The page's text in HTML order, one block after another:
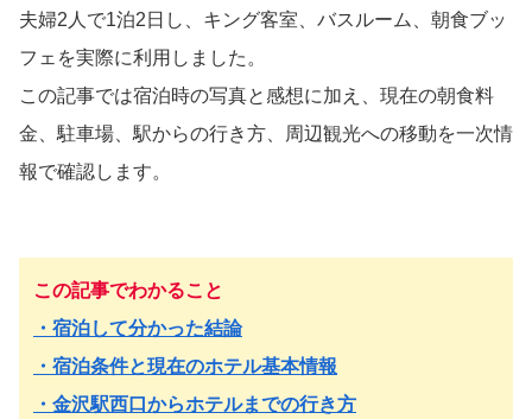
夫婦2人で1泊2日し、キング客室、バスルーム、朝食ブッ
フェを実際に利用しました。
この記事では宿泊時の写真と感想に加え、現在の朝食料
金、駐車場、駅からの行き方、周辺観光への移動を一次情
報で確認します。
この記事でわかること
・宿泊して分かった結論
・宿泊条件と現在のホテル基本情報
・金沢駅西口からホテルまでの行き方